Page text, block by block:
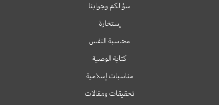
سؤالكم وجوابنا
إستخارة
محاسبة النفس
كتابة الوصية
مناسبات إسلامية
تحقيقات ومقالات